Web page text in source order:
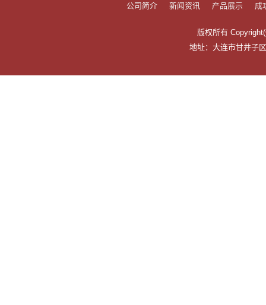
公司简介 新闻资讯 产品展示 成
版权所有
地址：大连市甘井子